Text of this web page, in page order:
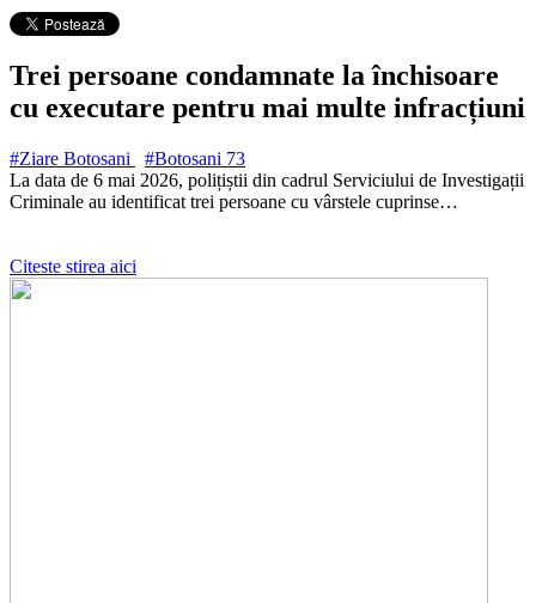
Trei persoane condamnate la închisoare
cu executare pentru mai multe infracțiuni
#Ziare Botosani #Botosani 73
La data de 6 mai 2026, polițiștii din cadrul Serviciului de Investigații
Criminale au identificat trei persoane cu vârstele cuprinse…
Citeste stirea aici